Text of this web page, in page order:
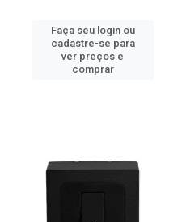
Faça seu login ou
cadastre-se para
ver preços e
comprar